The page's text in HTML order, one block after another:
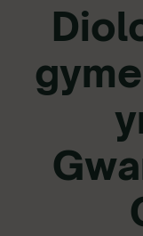
Amdanom ni
Newyddion